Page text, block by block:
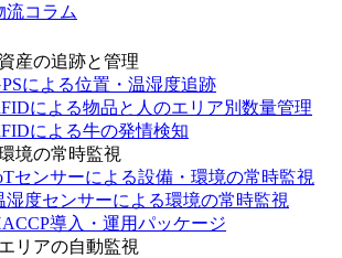
流コラム
産の追跡と管理
による位置・温湿度追跡
による物品と人のエリア別数量管理
による牛の発情検知
境の常時監視
センサーによる設備・環境の常時監視
湿度センサーによる環境の常時監視
導入・運用パッケージ
リアの自動監視